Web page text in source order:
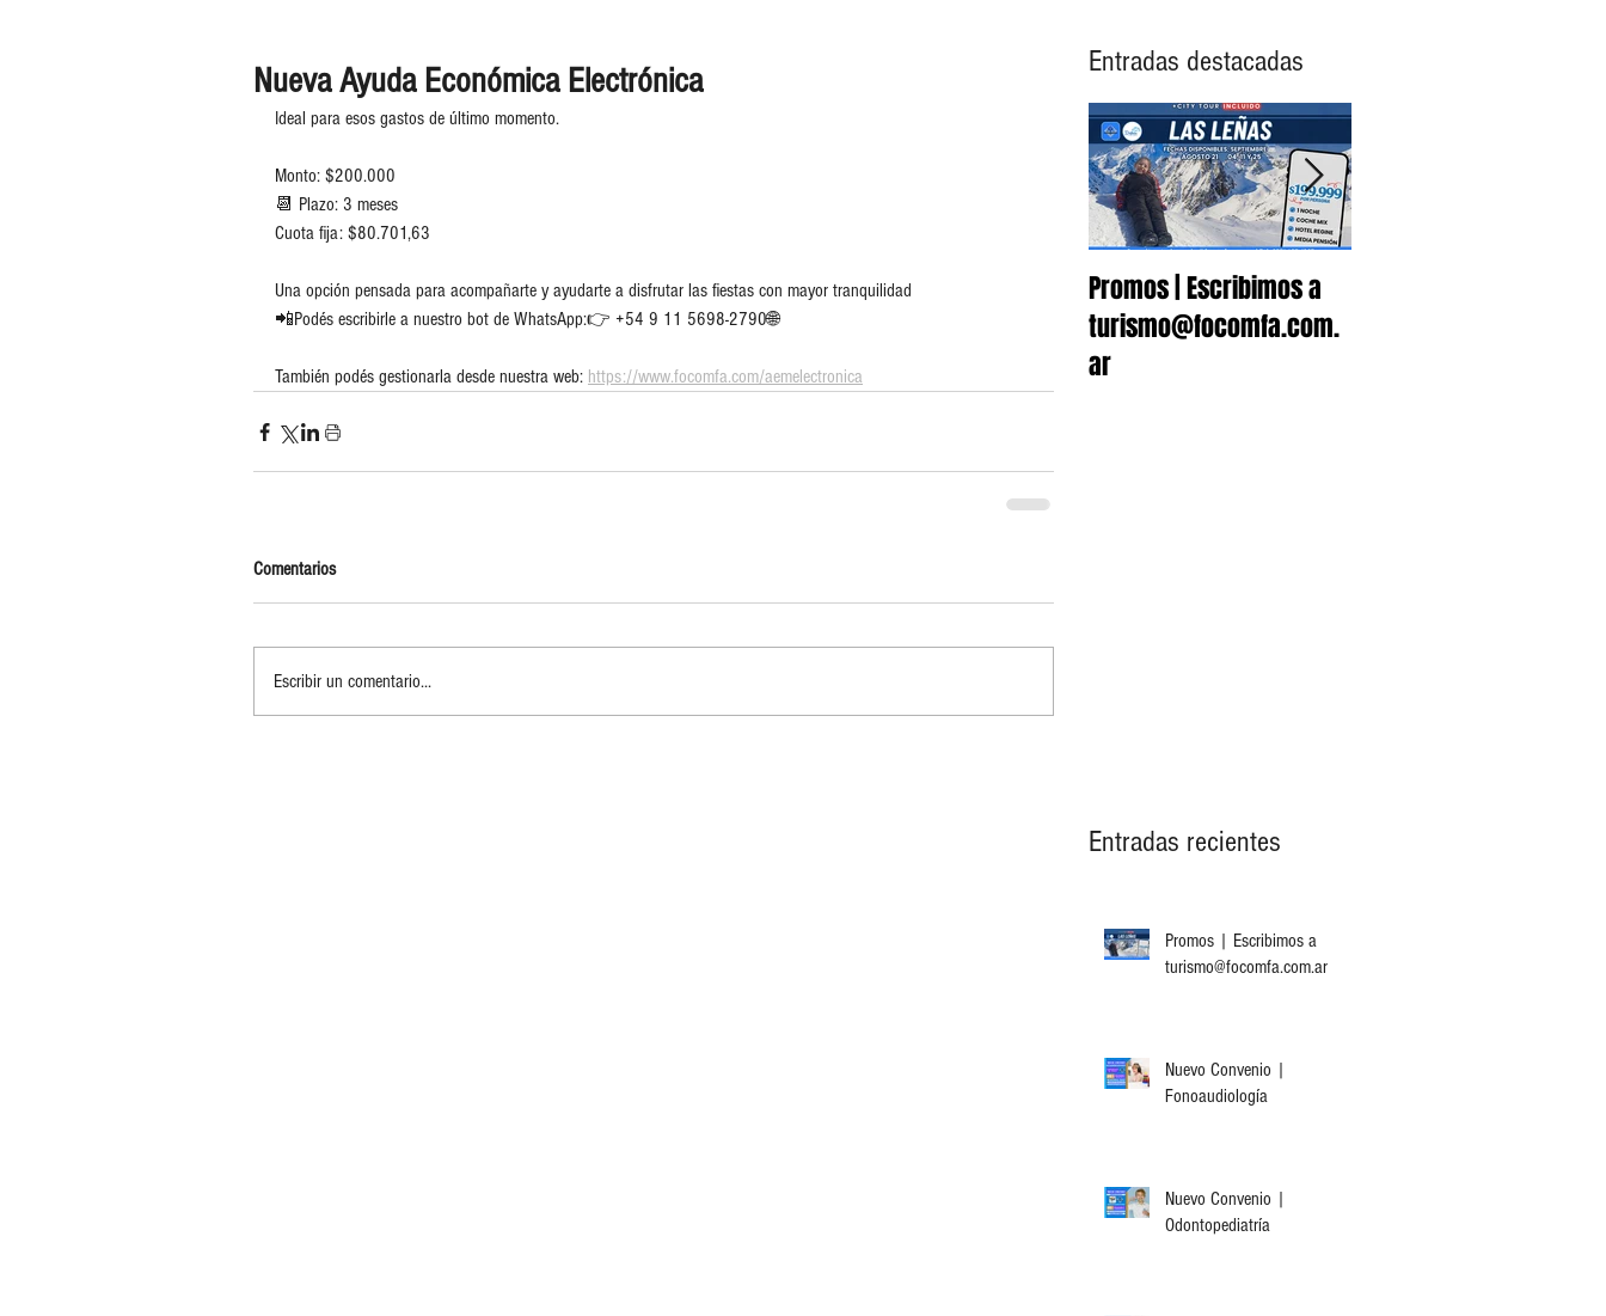
Nueva Ayuda Económica Electrónica
Ideal para esos gastos de último momento.
Monto: $200.000
📆 Plazo: 3 meses
Cuota fija: $80.701,63
Una opción pensada para acompañarte y ayudarte a disfrutar las fiestas con mayor tranquilidad
📲Podés escribirle a nuestro bot de WhatsApp:👉 +54 9 11 5698-2790🌐
También podés gestionarla desde nuestra web: https://www.focomfa.com/aemelectronica
Comentarios
Escribir un comentario...
Entradas destacadas
Promos | Escribimos a
turismo@focomfa.com.
ar
Entradas recientes
Promos | Escribimos a
turismo@focomfa.com.ar
Nuevo Convenio |
Fonoaudiología
Nuevo Convenio |
Odontopediatría